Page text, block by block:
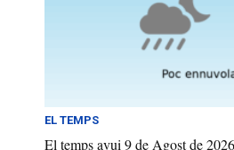
EL TEMPS
El temps avui 9 de Agost de